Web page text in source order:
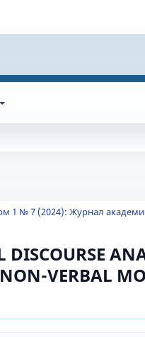
1 № 7 (2024): Журнал
VERBAL